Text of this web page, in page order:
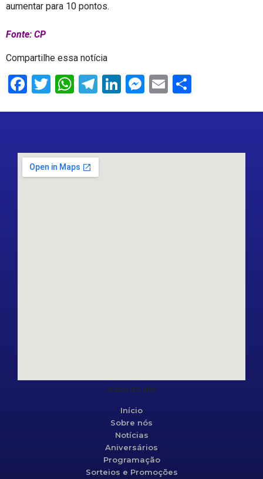
aumentar para 10 pontos.
Fonte: CP
Compartilhe essa notícia
Facebook
Twitter
WhatsApp
Telegram
LinkedIn
Messenger
Email
Mapa do site
Início
Sobre nós
Notícias
Aniversários
Programação
Sorteios e Promoções